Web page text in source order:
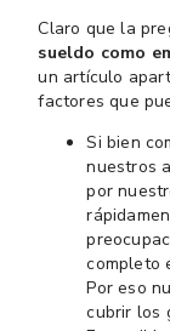
Claro que la
sueldo como
un artículo
factores que
Si bien
nuestros
por
completo
Por eso
cubrir los